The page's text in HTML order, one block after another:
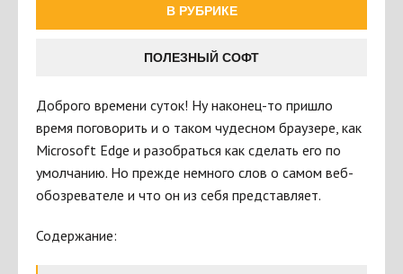
В РУБРИКЕ
ПОЛЕЗНЫЙ СОФТ
Доброго времени суток! Ну наконец-то пришло
время поговорить и о таком чудесном браузере, как
Microsoft Edge и разобраться как сделать его по
умолчанию. Но прежде немного слов о самом веб-
обозревателе и что он из себя представляет.
Содержание: